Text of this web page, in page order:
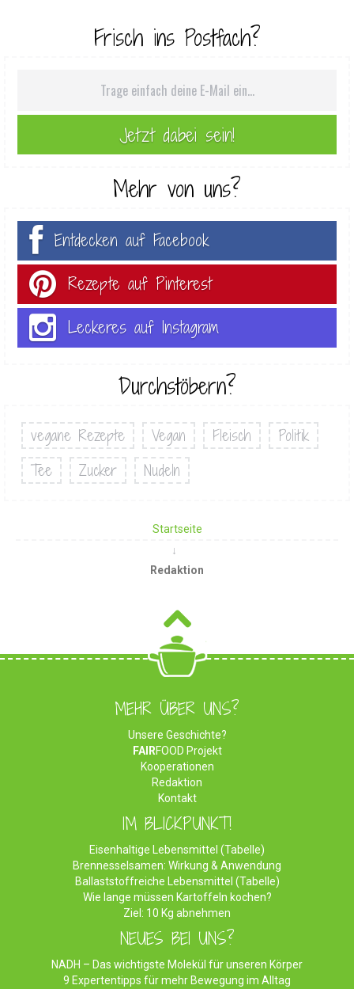
Frisch ins Postfach?
Mehr von uns?
Entdecken auf Facebook
Rezepte auf Pinterest
Leckeres auf Instagram
Durchstöbern?
vegane Rezepte Vegan Fleisch
Politik
Tee
Zucker Nudeln
Startseite
Redaktion
MEHR ÜBER UNS?
Unsere Geschichte?
FAIRFOOD Projekt
Kooperationen
Redaktion
Kontakt
IM BLICKPUNKT!
Eisenhaltige Lebensmittel (Tabelle)
Brennesselsamen: Wirkung & Anwendung
Ballaststoffreiche Lebensmittel (Tabelle)
Wie lange müssen Kartoffeln kochen?
Ziel: 10 Kg abnehmen
NEUES BEI UNS?
NADH – Das wichtigste Molekül für unseren Körper
9 Expertentipps für mehr Bewegung im Alltag